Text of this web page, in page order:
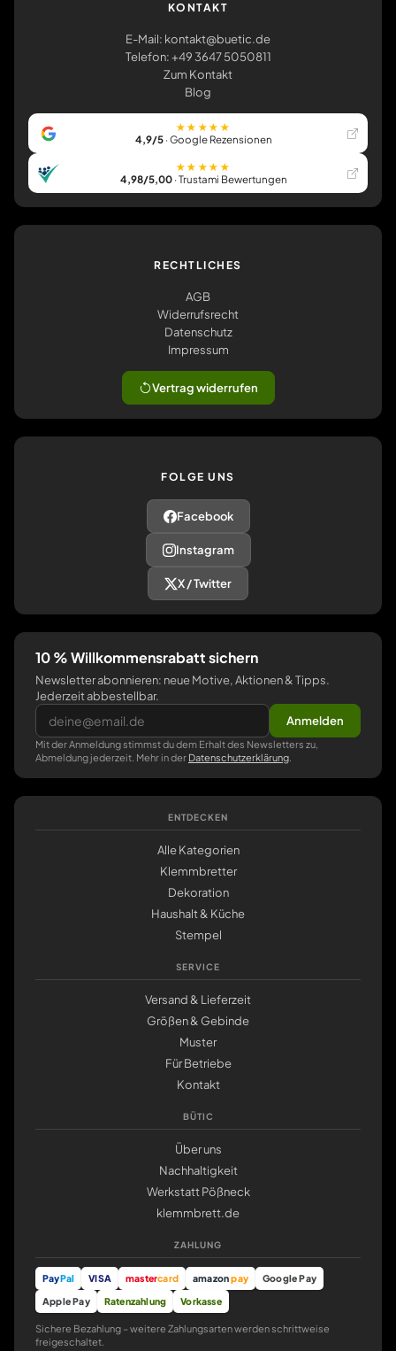
KONTAKT
E-Mail: kontakt@buetic.de
Telefon: +49 3647 5050811
Zum Kontakt
Blog
★★★★★
4,9/5· Google Rezensionen
★★★★★
4,98/5,00· Trustami Bewertungen
RECHTLICHES
AGB
Widerrufsrecht
Datenschutz
Impressum
Vertrag widerrufen
FOLGE UNS
Facebook
Instagram
X / Twitter
10 % Willkommensrabatt sichern
Newsletter abonnieren: neue Motive, Aktionen & Tipps.
Jederzeit abbestellbar.
Anmelden
Mit der Anmeldung stimmst du dem Erhalt des Newsletters zu,
Abmeldung jederzeit. Mehr in der Datenschutzerklärung
ENTDECKEN
Alle Kategorien
Klemmbretter
Dekoration
Haushalt & Küche
Stempel
SERVICE
Versand & Lieferzeit
Größen & Gebinde
Muster
Für Betriebe
Kontakt
BÜTIC
Über uns
Nachhaltigkeit
Werkstatt Pößneck
klemmbrett.de
ZAHLUNG
PayPal VISA mastercard amazonpay
Google Pay
Apple Pay
Ratenzahlung Vorkasse
Sichere Bezahlung – weitere Zahlungsarten werden schrittweise
freigeschaltet.